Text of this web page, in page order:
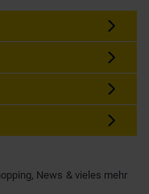
News & vieles mehr